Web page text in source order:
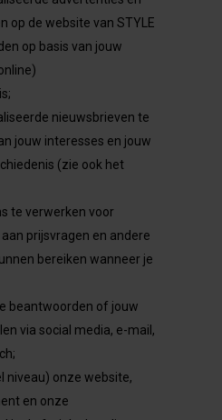
op de website van STYLE
op basis van jouw
nieuwsbrieven te
jouw interesses en jouw
(zie ook het
te verwerken voor
prijsvragen en andere
bereiken wanneer je
beantwoorden of jouw
via social media, e-mail,
niveau) onze website,
en onze